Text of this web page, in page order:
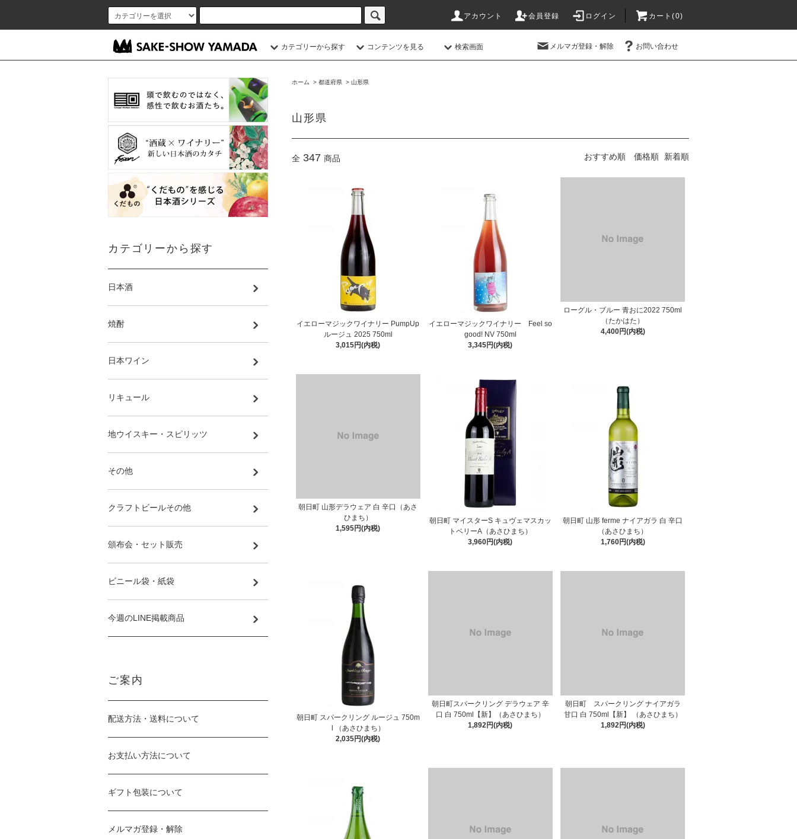
アカウント 会員登録 ログイン カート(0)
カテゴリーから探す コンテンツを見る 検索画面 メルマガ登録・解除 お問い合わせ
ホーム > 都道府県 > 山形県
山形県
全 347 商品 おすすめ順 価格順 新着順
イエローマジックワイナリー PumpUp
ルージュ 2025 750ml
3,015円(内税)
イエローマジックワイナリー Feel so
good! NV 750ml
3,345円(内税)
ローグル・ブルー 青おに2022 750ml
（たかはた）
4,400円(内税)
朝日町 山形デラウェア 白 辛口（あさ
ひまち）
1,595円(内税)
朝日町 マイスターS キュヴェマスカッ
トベリーA（あさひまち）
3,960円(内税)
朝日町 山形 ferme ナイアガラ 白 辛口
（あさひまち）
1,760円(内税)
朝日町 スパークリング ルージュ 750m
l （あさひまち）
2,035円(内税)
朝日町スパークリング デラウェア 辛
口 白 750ml【新】（あさひまち）
1,892円(内税)
朝日町 スパークリング ナイアガラ
甘口 白 750ml【新】 （あさひまち）
1,892円(内税)
カテゴリーから探す
日本酒
焼酎
日本ワイン
リキュール
地ウイスキー・スピリッツ
その他
クラフトビールその他
頒布会・セット販売
ビニール袋・紙袋
今週のLINE掲載商品
ご案内
配送方法・送料について
お支払い方法について
ギフト包装について
メルマガ登録・解除